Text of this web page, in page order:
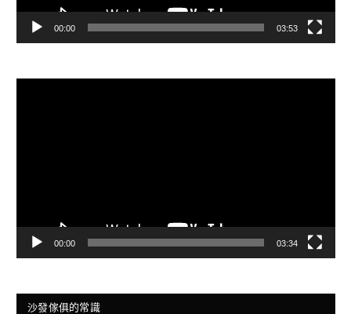
00:00 03:53
00:00 03:34
沙發傢俱的常識